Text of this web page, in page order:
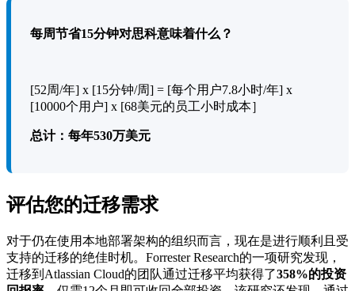
每周节省15分钟对思科意味着什么？
[52周/年] x [15分钟/周] = [每个用户7.8小时/年] x
[10000个用户] x [68美元的员工小时成本］
总计：每年530万美元
评估您的迁移需求
对于仍在使用本地部署架构的组织而言，现在是进行顺利且受
支持的迁移的绝佳时机。Forrester Research的一项研究发现，
迁移到Atlassian Cloud的团队通过迁移平均获得了358%的投资